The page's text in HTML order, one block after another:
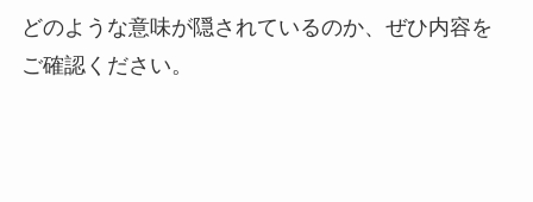
どのような意味が隠されているのか、ぜひ内容を
ご確認ください。